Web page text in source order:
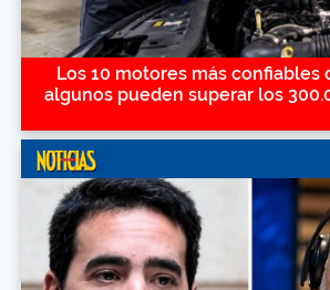
Los 10 motores más confiables
algunos pueden superar los